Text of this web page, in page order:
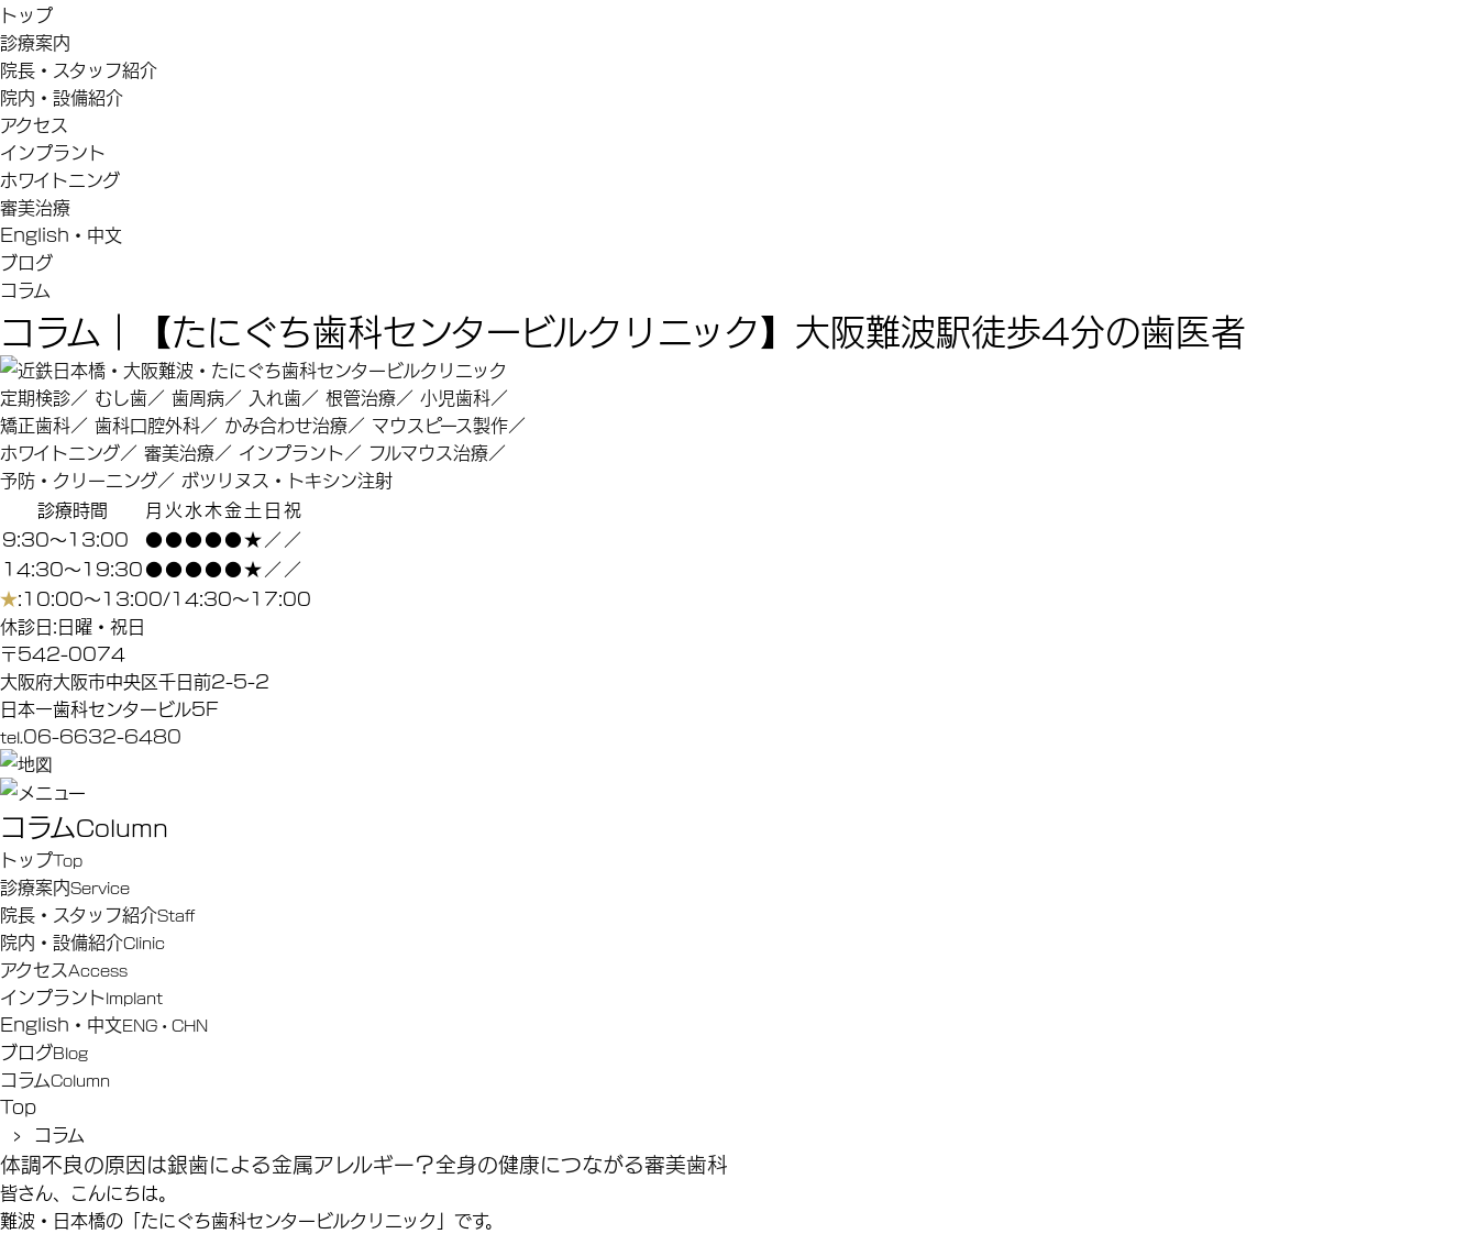
トップ
診療案内
院長・スタッフ紹介
院内・設備紹介
アクセス
インプラント
ホワイトニング
審美治療
English・中文
ブログ
コラム
コラム｜【たにぐち歯科センタービルクリニック】大阪難波駅徒歩4分の歯医者
定期検診／ むし歯／ 歯周病／ 入れ歯／ 根管治療／ 小児歯科／
矯正歯科／ 歯科口腔外科／ かみ合わせ治療／ マウスピース製作／
ホワイトニング／ 審美治療／ インプラント／ フルマウス治療／
予防・クリーニング／ ボツリヌス・トキシン注射
診療時間
月 火水木金土 日祝
9:30～13:00
●●●●●★／／
14:30～19:30●●●●●★／／
★:10:00～13:00/14:30～17:00
休診日:日曜・祝日
〒542-0074
大阪府大阪市中央区千日前2-5-2
日本一歯科センタービル5F
tel.06-6632-6480
コラムColumn
トップTop
診療案内Service
院長・スタッフ紹介Staﬀ
院内・設備紹介Clinic
アクセスAccess
インプラントImplant
English・中文ENG・CHN
ブログBlog
コラムColumn
Top
› コラム
体調不良の原因は銀歯による金属アレルギー？全身の健康につながる審美歯科
皆さん、こんにちは。
難波・日本橋の「たにぐち歯科センタービルクリニック」です。